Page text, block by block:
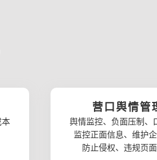
本
营口舆情管
舆情监控、负面压制、
监控正面信息、维护
防止侵权、违规页